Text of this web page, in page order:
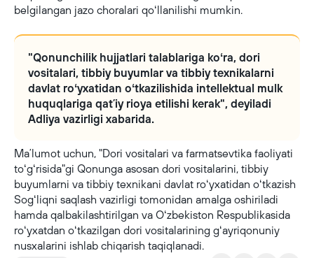
belgilangan jazo choralari qoʻllanilishi mumkin.
"Qonunchilik hujjatlari talablariga koʻra, dori
vositalari, tibbiy buyumlar va tibbiy texnikalarni
davlat roʻyxatidan oʻtkazilishida intellektual mulk
huquqlariga qatʼiy rioya etilishi kerak", deyiladi
Adliya vazirligi xabarida.
Maʼlumot uchun, "Dori vositalari va farmatsevtika faoliyati
toʻgʻrisida"gi Qonunga asosan dori vositalarini, tibbiy
buyumlarni va tibbiy texnikani davlat roʻyxatidan oʻtkazish
Sogʻliqni saqlash vazirligi tomonidan amalga oshiriladi
hamda qalbakilashtirilgan va Oʻzbekiston Respublikasida
roʻyxatdan oʻtkazilgan dori vositalarining gʻayriqonuniy
nusxalarini ishlab chiqarish taqiqlanadi.